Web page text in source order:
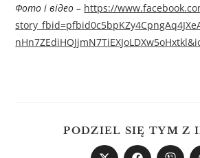
Фото і відео – https://
PODZIEL SIĘ TYM Z